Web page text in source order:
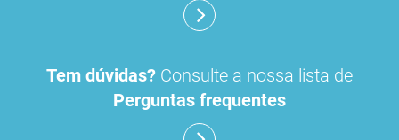
Tem dúvidas? Consulte a nossa lista de
Perguntas frequentes